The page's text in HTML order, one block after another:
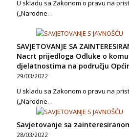
U skladu sa Zakonom o pravu na
(„Narodne…
SAVJETOVANJE SA
Nacrt prijedloga Odluke o
djelatnostima na području
29/03/2022
U skladu sa Zakonom o pravu na
(„Narodne…
Savjetovanje sa
28/03/2022